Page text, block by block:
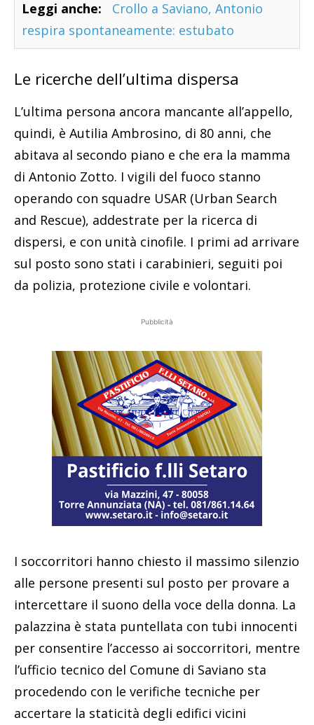
Leggi anche:
Crollo a Saviano, Antonio
respira spontaneamente: estubato
Le ricerche dell’ultima dispersa
L’ultima persona ancora mancante all’appello,
quindi, è Autilia Ambrosino, di 80 anni, che
abitava al secondo piano e che era la mamma
di Antonio Zotto. I vigili del fuoco stanno
operando con squadre USAR (Urban Search
and Rescue), addestrate per la ricerca di
dispersi, e con unità cinofile. I primi ad arrivare
sul posto sono stati i carabinieri, seguiti poi
da polizia, protezione civile e volontari.
Pubblicità
I soccorritori hanno chiesto il massimo silenzio
alle persone presenti sul posto per provare a
intercettare il suono della voce della donna. La
palazzina è stata puntellata con tubi innocenti
per consentire l’accesso ai soccorritori, mentre
l’ufficio tecnico del Comune di Saviano sta
procedendo con le verifiche tecniche per
accertare la staticità degli edifici vicini